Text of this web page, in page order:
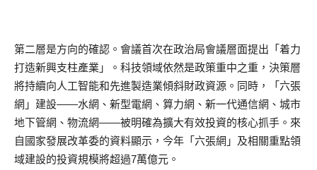
第二層是方向的確認。會議首次在政治局會議層面提出「着力
打造新興支柱產業」。科技領域依然是政策重中之重，決策層
將持續向人工智能和先進製造業傾斜財政資源。同時，「六張
網」建設——水網、新型電網、算力網、新一代通信網、城市
地下管網、物流網——被明確為擴大有效投資的核心抓手。來
自國家發展改革委的資料顯示，今年「六張網」及相關重點領
域建設的投資規模將超過7萬億元。